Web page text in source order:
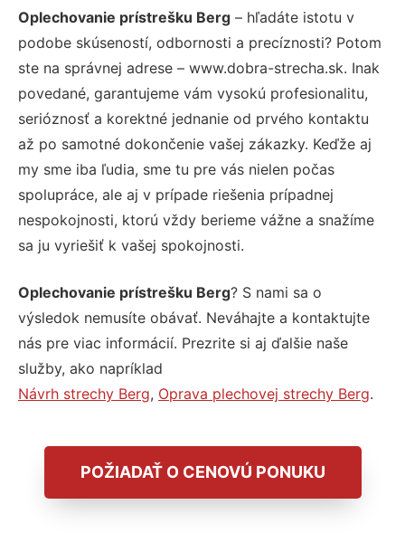
Oplechovanie prístrešku Berg – hľadáte istotu v
podobe skúseností, odbornosti a precíznosti? Potom
ste na správnej adrese – www.dobra-strecha.sk. Inak
povedané, garantujeme vám vysokú profesionalitu,
serióznosť a korektné jednanie od prvého kontaktu
až po samotné dokončenie vašej zákazky. Keďže aj
my sme iba ľudia, sme tu pre vás nielen počas
spolupráce, ale aj v prípade riešenia prípadnej
nespokojnosti, ktorú vždy berieme vážne a snažíme
sa ju vyriešiť k vašej spokojnosti.
Oplechovanie prístrešku Berg? S nami sa o
výsledok nemusíte obávať. Neváhajte a kontaktujte
nás pre viac informácií. Prezrite si aj ďalšie naše
služby, ako napríklad
Návrh strechy Berg, Oprava plechovej strechy Berg.
POŽIADAŤ O CENOVÚ PONUKU